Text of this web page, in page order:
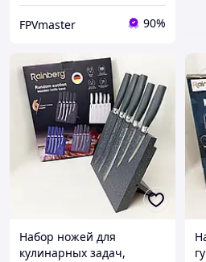
FPVmaster 90%
Набор ножей для
кулинарных задач,